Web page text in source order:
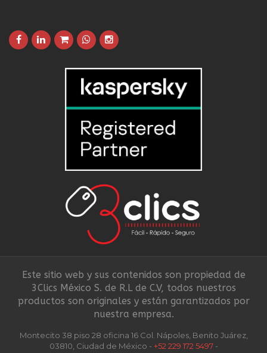
Este sitio web y sus contenidos son propiedad de
3Clics México S. de R.L de C.V, todos nuestros
productos son originales y están garantizados por
nuestra empresa.
Montecito 38 piso 28 oficina 16 Col. Nápoles, Benito Juárez,
03810, Ciudad de México - +52 229 172 5497-